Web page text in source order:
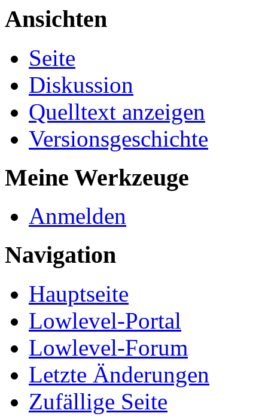
Ansichten
Seite
Diskussion
Quelltext anzeigen
Versionsgeschichte
Meine Werkzeuge
Anmelden
Navigation
Hauptseite
Lowlevel-Portal
Lowlevel-Forum
Letzte Änderungen
Zufällige Seite